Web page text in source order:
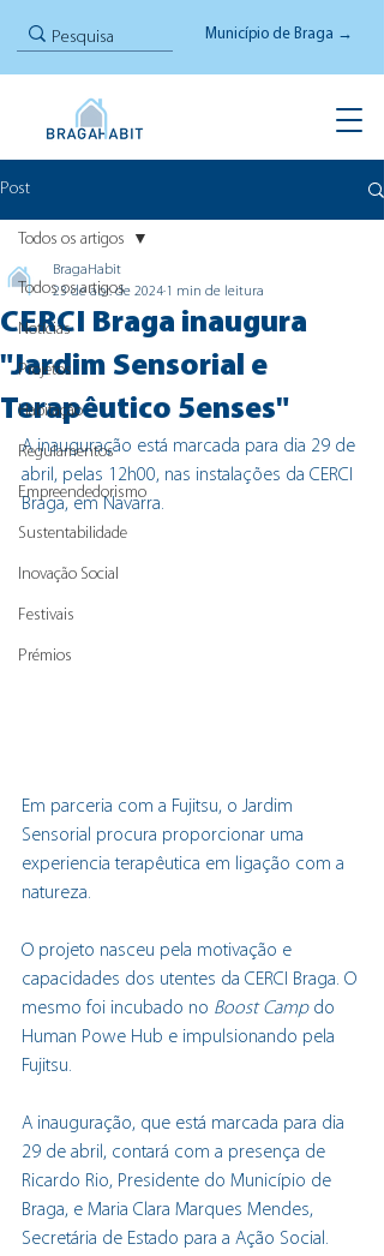
Município de Braga →
Post
Todos os artigos
Notícias
Projetos
Habitação
Regulamentos
Empreendedorismo
Sustentabilidade
Inovação Social
Festivais
Prémios
Todos os artigos
CERCI Braga inaugura
"Jardim Sensorial e
Terapêutico 5enses"
BragaHabit
23 de abr. de 2024 1 min de leitura
A inauguração está marcada para dia 29 de
abril, pelas 12h00, nas instalações da CERCI
Braga, em Navarra.
Em parceria com a Fujitsu, o Jardim
Sensorial procura proporcionar uma
experiencia terapêutica em ligação com a
natureza.
O projeto nasceu pela motivação e
capacidades dos utentes da CERCI Braga. O
mesmo foi incubado no Boost Camp do
Human Powe Hub e impulsionando pela
Fujitsu.
A inauguração, que está marcada para dia
29 de abril, contará com a presença de
Ricardo Rio, Presidente do Município de
Braga, e Maria Clara Marques Mendes,
Secretária de Estado para a Ação Social.